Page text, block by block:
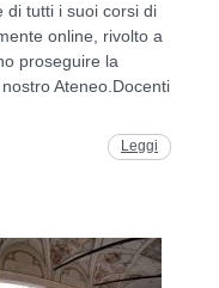
di tutti i suoi corsi di
online, rivolto a
proseguire la
Ateneo.Docenti
Leggi